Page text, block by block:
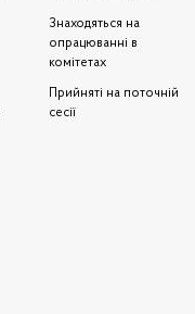
Знаходяться на
опрацюванні в
комітетах
Прийняті на поточній
сесії